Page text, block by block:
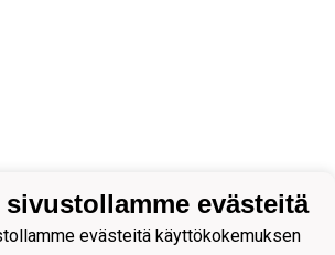
sivustollamme evästeitä
evästeitä käyttökokemuksen